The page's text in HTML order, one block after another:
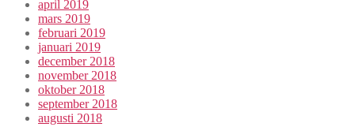
april 2019
mars 2019
februari 2019
januari 2019
december 2018
november 2018
oktober 2018
september 2018
augusti 2018